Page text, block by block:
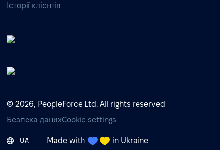
Історії клієнтів
© 2026, PeopleForce Ltd. All rights reserved
Безпека данихCookie settings
UA Made with in Ukraine